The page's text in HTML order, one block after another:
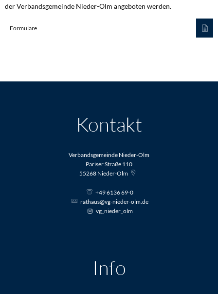
der Verbandsgemeinde Nieder-Olm angeboten werden.
Formulare
Kontakt
Verbandsgemeinde Nieder-Olm
Pariser Straße 110
55268 Nieder-Olm
+49 6136 69-0
rathaus@vg-nieder-olm.de
vg_nieder_olm
Info